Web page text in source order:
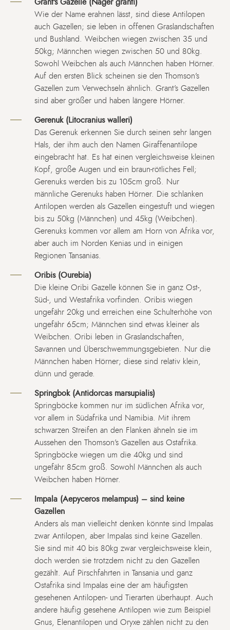
Grant’s Gazelle (Nager granti)
Wie der Name erahnen lässt, sind diese Antilopen
auch Gazellen; sie leben in offenen Graslandschaften
und Bushland. Weibchen wiegen zwischen 35 und
50kg; Männchen wiegen zwischen 50 und 80kg.
Sowohl Weibchen als auch Männchen haben Hörner.
Auf den ersten Blick scheinen sie den Thomson’s
Gazellen zum Verwechseln ähnlich. Grant’s Gazellen
sind aber größer und haben längere Hörner.
Gerenuk (Litocranius walleri)
Das Gerenuk erkennen Sie durch seinen sehr langen
Hals, der ihm auch den Namen Giraffenantilope
eingebracht hat. Es hat einen vergleichsweise kleinen
Kopf, große Augen und ein braun-rötliches Fell;
Gerenuks werden bis zu 105cm groß. Nur
männliche Gerenuks haben Hörner. Die schlanken
Antilopen werden als Gazellen eingestuft und wiegen
bis zu 50kg (Männchen) und 45kg (Weibchen).
Gerenuks kommen vor allem am Horn von Afrika vor,
aber auch im Norden Kenias und in einigen
Regionen Tansanias.
Oribis (Ourebia)
Die kleine Oribi Gazelle können Sie in ganz Ost-,
Süd-, und Westafrika vorfinden. Oribis wiegen
ungefähr 20kg und erreichen eine Schulterhöhe von
ungefähr 65cm; Männchen sind etwas kleiner als
Weibchen. Oribi leben in Graslandschaften,
Savannen und Überschwemmungsgebieten. Nur die
Männchen haben Hörner; diese sind relativ klein,
dünn und gerade.
Springbok (Antidorcas marsupialis)
Springböcke kommen nur im südlichen Afrika vor,
vor allem in Südafrika und Namibia. Mit ihrem
schwarzen Streifen an den Flanken ähneln sie im
Aussehen den Thomson’s Gazellen aus Ostafrika.
Springböcke wiegen um die 40kg und sind
ungefähr 85cm groß. Sowohl Männchen als auch
Weibchen haben Hörner.
Impala (Aepyceros melampus) – sind keine
Gazellen
Anders als man vielleicht denken könnte sind Impalas
zwar Antilopen, aber Impalas sind keine Gazellen.
Sie sind mit 40 bis 80kg zwar vergleichsweise klein,
doch werden sie trotzdem nicht zu den Gazellen
gezählt. Auf Pirschfahrten in Tansania und ganz
Ostafrika sind Impalas eine der am häufigsten
gesehenen Antilopen- und Tierarten überhaupt. Auch
andere häufig gesehene Antilopen wie zum Beispiel
Gnus, Elenantilopen und Oryxe zählen nicht zu den